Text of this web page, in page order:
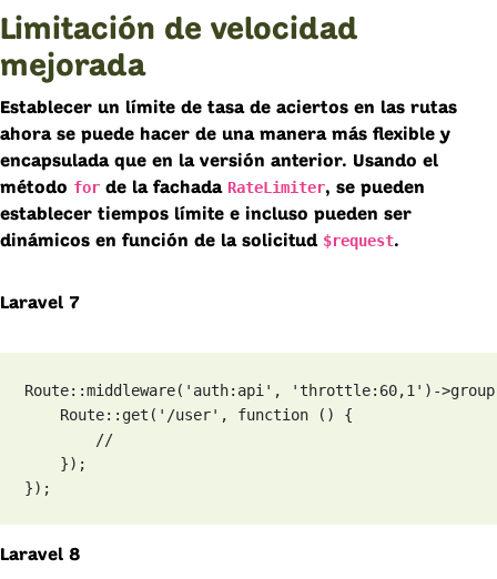
Limitación de velocidad
mejorada
Establecer un límite de tasa de aciertos en las rutas
ahora se puede hacer de una manera más flexible y
encapsulada que en la versión anterior. Usando el
método for de la fachada RateLimiter, se pueden
establecer tiempos límite e incluso pueden ser
dinámicos en función de la solicitud $request.
Laravel 7
Route::middleware('auth:api', 'throttle:60,1')-
    Route::get('/user', function () {
        //
    });
});
Laravel 8